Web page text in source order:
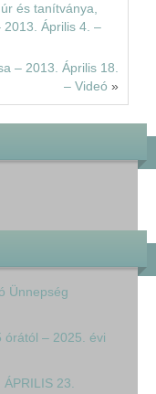
és tanítványa,
Április 4. –
– 2013. Április 18.
– Videó »
Ünnepség
órától – 2025. évi
23.